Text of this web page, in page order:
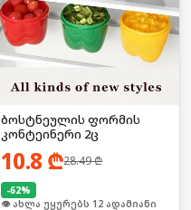
ბოსტნეულის ფორმის
კონტეინერი 2ც
10.8 ₾28.49₾
-62%
🛒 ბოლო 24სთ-ში იყიდა 20-მა